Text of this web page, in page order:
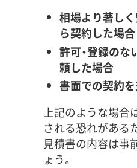
相場より著し
ら契約した場合
許可・登録の
頼した場合
書面での契約
上記のような場合
される恐れがある
見積書の内容は事
ょう。